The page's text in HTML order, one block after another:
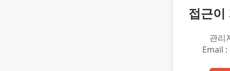
접근이
관리
Email